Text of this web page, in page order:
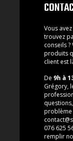
Vous
trouvez
conseils
produits
client est
De 9h à
Grégory,
problème
076 625
remplir